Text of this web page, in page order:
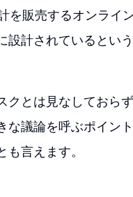
を販売するオンライ
設計されているとい
クとは見なしておら
な議論を呼ぶポイン
言えます。